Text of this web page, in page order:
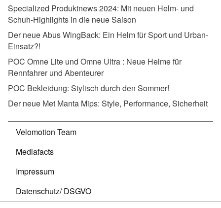
Specialized Produktnews 2024: Mit neuen Helm- und
Schuh-Highlights in die neue Saison
Der neue Abus WingBack: Ein Helm für Sport und Urban-
Einsatz?!
POC Omne Lite und Omne Ultra : Neue Helme für
Rennfahrer und Abenteurer
POC Bekleidung: Stylisch durch den Sommer!
Der neue Met Manta Mips: Style, Performance, Sicherheit
Velomotion Team
Mediafacts
Impressum
Datenschutz/ DSGVO